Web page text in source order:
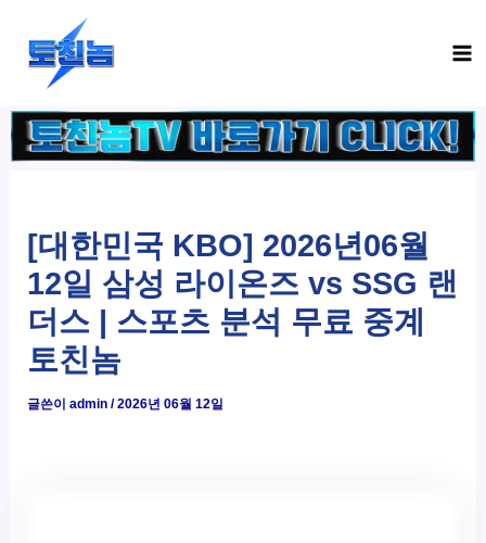
건
너
[대한민국 KBO] 2026년06월
12일 삼성 라이온즈 vs SSG 랜
더스 | 스포츠 분석 무료 중계
토친놈
글쓴이admin/2026년 06월 12일